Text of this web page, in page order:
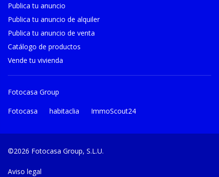
Publica tu anuncio
Publica tu anuncio de alquiler
Publica tu anuncio de venta
Catálogo de productos
Vende tu vivienda
Fotocasa Group
Fotocasa habitaclia ImmoScout24
©2026 Fotocasa Group, S.L.U.
Aviso legal